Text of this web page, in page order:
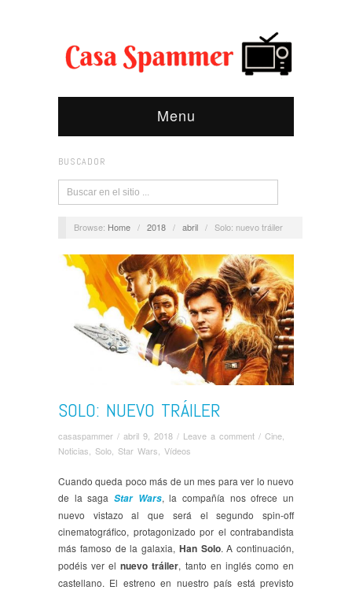
Menu
BUSCADOR
Browse: Home / 2018 / abril / Solo: nuevo tráiler
SOLO: NUEVO TRÁILER
casaspammer / abril 9, 2018 / Leave a comment / Cine
Noticias
Solo Star Wars Ví­deos
Cuando queda poco más de un mes para ver lo nuevo
de la saga Star Wars, la compañía nos ofrece un
nuevo vistazo al que será el segundo spin-off
cinematográfico, protagonizado por el contrabandista
más famoso de la galaxia, Han Solo. A continuación,
podéis ver elnuevo tráiler, tanto en inglés como en
castellano. El estreno en nuestro país está previsto